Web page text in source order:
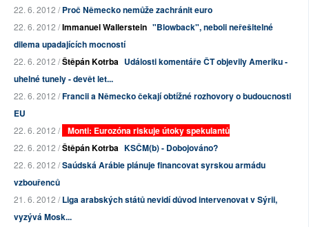
22. 6. 2012 /Proč Německo nemůže zachránit euro
22. 6. 2012 /Immanuel Wallerstein "Blowback", neboli neřešitelné
dilema upadajících mocností
22. 6. 2012 /Štěpán Kotrba Události komentáře ČT objevily Ameriku -
uhelné tunely - devět let...
22. 6. 2012 /Francii a Německo čekají obtížné rozhovory o budoucnosti
EU
22. 6. 2012 / Monti: Eurozóna riskuje útoky spekulantů
22. 6. 2012 /Štěpán Kotrba KSČM(b) - Dobojováno?
22. 6. 2012 /Saúdská Arábie plánuje financovat syrskou armádu
vzbouřenců
21. 6. 2012 /Liga arabských států nevidí důvod intervenovat v Sýrii,
vyzývá Mosk...